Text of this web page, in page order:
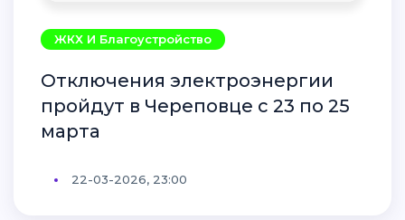
ЖКХ И Благоустройство
Отключения электроэнергии
пройдут в Череповце с 23 по 25
марта
22-03-2026, 23:00